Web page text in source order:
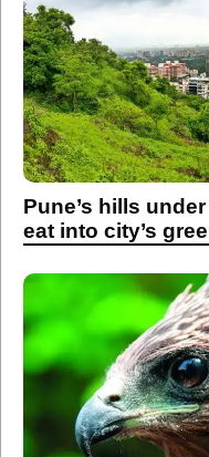
Pune’s hills
eat into city’s